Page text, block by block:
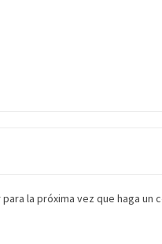
la próxima vez que haga un